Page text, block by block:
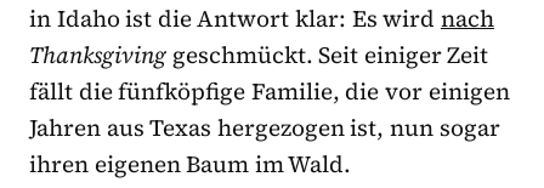
in Idaho ist die Antwort klar: Es wird nach
Thanksgiving geschmückt. Seit einiger Zeit
fällt die fünfköpfige Familie, die vor einigen
Jahren aus Texas hergezogen ist, nun sogar
ihren eigenen Baum im Wald.